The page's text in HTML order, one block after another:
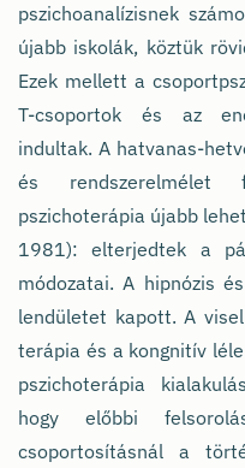
pszichoanalízisnek
újabb iskolák, köztük
Ezek mellett a
T-csoportok és az
indultak. A hatvanas-
és rendszerelmélet
pszichoterápia újabb
1981): elterjedtek a
módozatai. A hipnózis
lendületet kapott. A
terápia és a kongnitív
pszichoterápia
hogy előbbi
csoportosításnál a